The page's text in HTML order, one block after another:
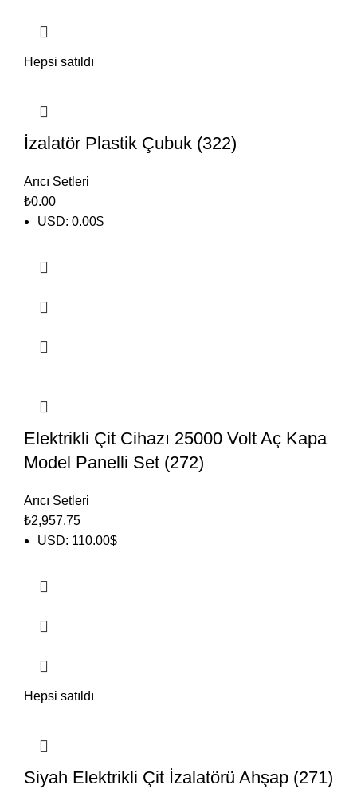
Hepsi satıldı
İzalatör Plastik Çubuk (322)
Arıcı Setleri
₺0.00
USD: 0.00$
Elektrikli Çit Cihazı 25000 Volt Aç Kapa
Model Panelli Set (272)
Arıcı Setleri
₺2,957.75
USD: 110.00$
Hepsi satıldı
Siyah Elektrikli Çit İzalatörü Ahşap (271)